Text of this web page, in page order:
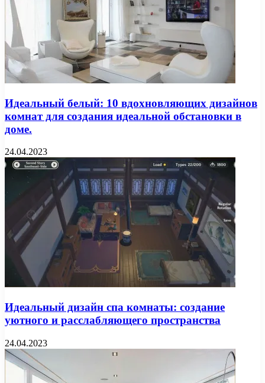
Идеальный белый: 10 вдохновляющих дизайнов
комнат для создания идеальной обстановки в
доме.
24.04.2023
Идеальный дизайн спа комнаты: создание
уютного и расслабляющего пространства
24.04.2023